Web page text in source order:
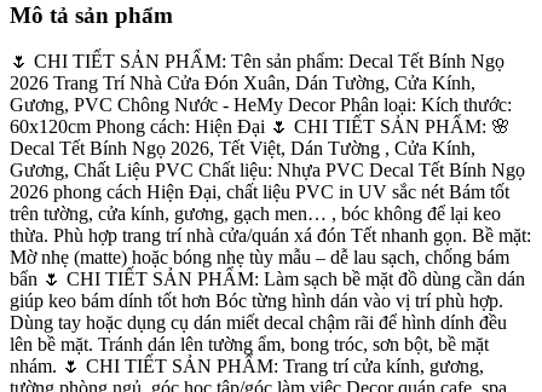
Mô tả sản phẩm
🌷 CHI TIẾT SẢN PHẨM: Tên sản phẩm: Decal Tết Bính Ngọ
2026 Trang Trí Nhà Cửa Đón Xuân, Dán Tường, Cửa Kính,
Gương, PVC Chông Nước - HeMy Decor Phân loại: Kích thước:
60x120cm Phong cách: Hiện Đại 🌷 CHI TIẾT SẢN PHẨM: 🌸
Decal Tết Bính Ngọ 2026, Tết Việt, Dán Tường , Cửa Kính,
Gương, Chất Liệu PVC Chất liệu: Nhựa PVC Decal Tết Bính Ngọ
2026 phong cách Hiện Đại, chất liệu PVC in UV sắc nét Bám tốt
trên tường, cửa kính, gương, gạch men… , bóc không để lại keo
thừa. Phù hợp trang trí nhà cửa/quán xá đón Tết nhanh gọn. Bề mặt:
Mờ nhẹ (matte) hoặc bóng nhẹ tùy mẫu – dễ lau sạch, chống bám
bẩn 🌷 CHI TIẾT SẢN PHẨM: Làm sạch bề mặt đồ dùng cần dán
giúp keo bám dính tốt hơn Bóc từng hình dán vào vị trí phù hợp.
Dùng tay hoặc dụng cụ dán miết decal chậm rãi để hình dính đều
lên bề mặt. Tránh dán lên tường ẩm, bong tróc, sơn bột, bề mặt
nhám. 🌷 CHI TIẾT SẢN PHẨM: Trang trí cửa kính, gương,